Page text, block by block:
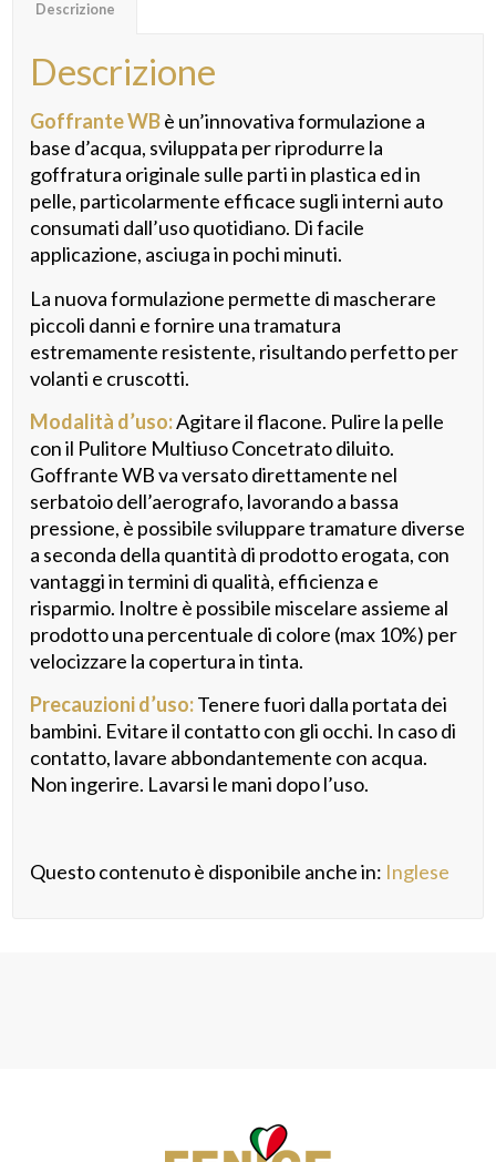
Descrizione
Descrizione
Goffrante WBè un’innovativa formulazione a
base d’acqua, sviluppata per riprodurre la
goffratura originale sulle parti in plastica ed in
pelle, particolarmente efficace sugli interni auto
consumati dall’uso quotidiano. Di facile
applicazione, asciuga in pochi minuti.
La nuova formulazione permette di mascherare
piccoli danni e fornire una tramatura
estremamente resistente, risultando perfetto per
volanti e cruscotti.
Modalità d’uso:Agitare il flacone. Pulire la pelle
con il Pulitore Multiuso Concetrato diluito.
Goffrante WB va versato direttamente nel
serbatoio dell’aerografo, lavorando a bassa
pressione, è possibile sviluppare tramature diverse
a seconda della quantità di prodotto erogata, con
vantaggi in termini di qualità, efficienza e
risparmio. Inoltre è possibile miscelare assieme al
prodotto una percentuale di colore (max 10%) per
velocizzare la copertura in tinta.
Precauzioni d’uso:Tenere fuori dalla portata dei
bambini. Evitare il contatto con gli occhi. In caso di
contatto, lavare abbondantemente con acqua.
Non ingerire. Lavarsi le mani dopo l’uso.
Questo contenuto è disponibile anche in: Inglese